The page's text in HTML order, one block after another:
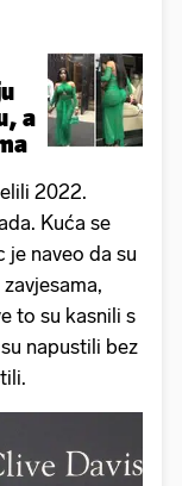
a
2022.
Kuća se
je naveo da su
to su kasnili s
napustili bez